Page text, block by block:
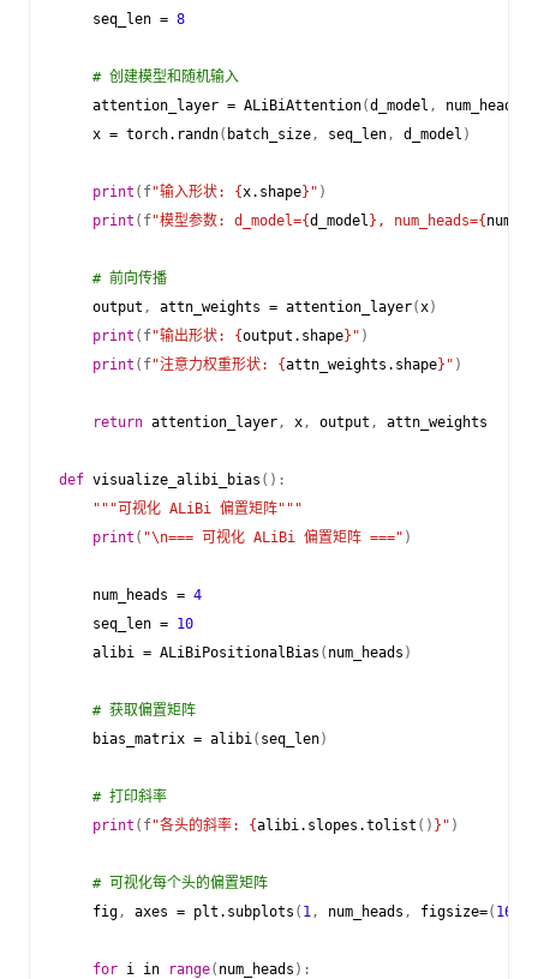
seq_len = 8
# 创建模型和随机输入
attention_layer = ALiBiAttention(d_model , num_heads
x = torch. randn( batch_size, seq_len, d_model )
print ( f"输入形状: {x. shape} " )
print ( f"模型参数: d_model={d_model } , num_heads={
# 前向传播
output , attn_weights = attention_layer(x)
print ( f"输出形状: {output . shape} " )
print ( f"注意力权重形状: {attn_weights . shape} " )
return attention_layer, x, output , attn_weights
def visualize_alibi_bias ():
"""可视化 ALiBi 偏置矩阵"""
print ( "\n=== 可视化 ALiBi 偏置矩阵 ===" )
num_heads = 4
seq_len = 10
alibi = ALiBiPositionalBias ( num_heads )
# 获取偏置矩阵
bias_matrix = alibi( seq_len)
# 打印斜率
print ( f"各头的斜率: {alibi. slopes .tolist () } " )
# 可视化每个头的偏置矩阵
fig, axes = plt . subplots ( 1, num_heads , figsize=( 16
for i in range( num_heads ):